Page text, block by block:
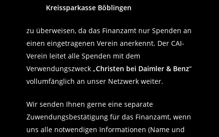
Kreissparkasse Böblingen
zu überweisen, da das Finanzamt nur Spenden an
einen eingetragenen Verein anerkennt. Der CAI-
Verein leitet alle Spenden mit dem
Verwendungszweck „Christen bei Daimler & Benz“
vollumfänglich an unser Netzwerk weiter.
Wir senden Ihnen gerne eine separate
Zuwendungsbestätigung für das Finanzamt, wenn
uns alle notwendigen Informationen (Name und